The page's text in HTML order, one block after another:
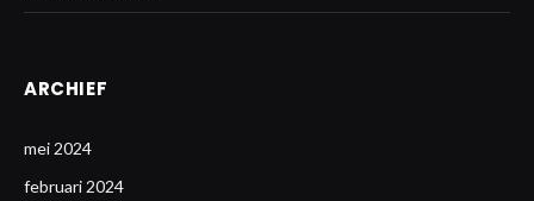
ARCHIEF
mei 2024
februari 2024